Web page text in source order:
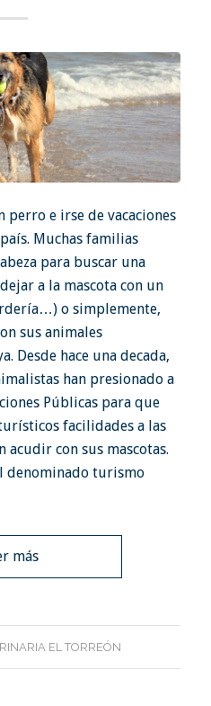
perro e irse de vacaciones
Muchas familias
para buscar una
a la mascota con un
o simplemente,
sus animales
Desde hace una decada,
han presionado a
Públicas para que
facilidades a las
con sus mascotas.
denominado turismo
más
EL TORREÓN